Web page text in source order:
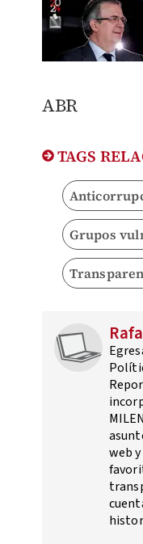
​ABR
TAGS
Grupos
web